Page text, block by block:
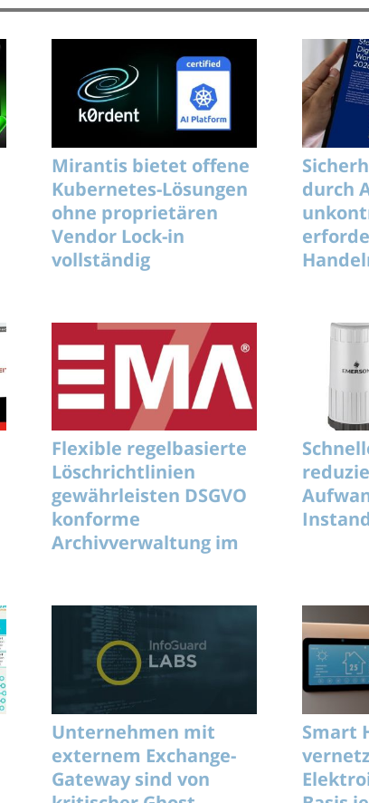
Mirantis bietet offene
Kubernetes-Lösungen
ohne proprietären
Vendor Lock-in
vollständig
durch
Flexible regelbasierte
Löschrichtlinien
gewährleisten DSGVO
konforme
Archivverwaltung im
Unternehmen mit
externem Exchange-
Gateway sind von
Smart